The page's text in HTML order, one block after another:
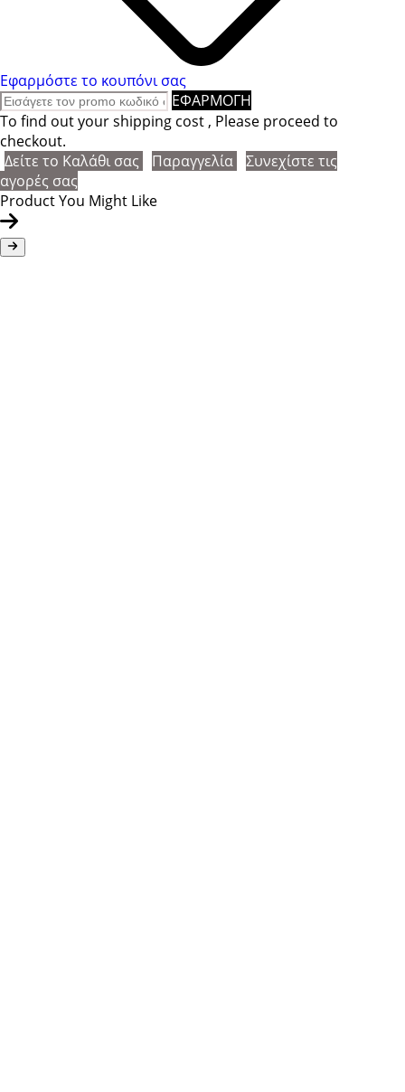
Εφαρμόστε το κουπόνι σας
ΕΦΑΡΜΟΓΗ
To find out your shipping cost , Please proceed to
checkout.
Δείτε το Καλάθι σας
Παραγγελία
Συνεχίστε τις
αγορές σας
Product You Might Like